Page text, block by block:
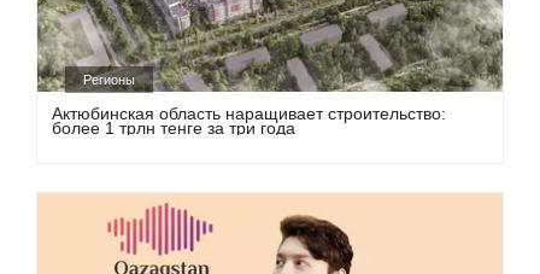
Регионы
Актюбинская область наращивает строительство:
более 1 трлн тенге за три года